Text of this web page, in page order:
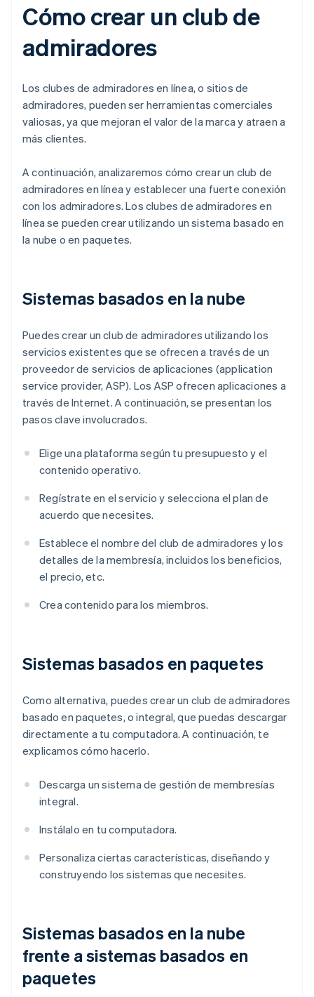
Cómo crear un club de
admiradores
Los clubes de admiradores en línea, o sitios de
admiradores, pueden ser herramientas comerciales
valiosas, ya que mejoran el valor de la marca y atraen a
más clientes.
A continuación, analizaremos cómo crear un club de
admiradores en línea y establecer una fuerte conexión
con los admiradores. Los clubes de admiradores en
línea se pueden crear utilizando un sistema basado en
la nube o en paquetes.
Sistemas basados en la nube
Puedes crear un club de admiradores utilizando los
servicios existentes que se ofrecen a través de un
proveedor de servicios de aplicaciones (application
service provider, ASP). Los ASP ofrecen aplicaciones a
través de Internet. A continuación, se presentan los
pasos clave involucrados.
Elige una plataforma según tu presupuesto y el
contenido operativo.
Regístrate en el servicio y selecciona el plan de
acuerdo que necesites.
Establece el nombre del club de admiradores y los
detalles de la membresía, incluidos los beneficios,
el precio, etc.
Crea contenido para los miembros.
Sistemas basados en paquetes
Como alternativa, puedes crear un club de admiradores
basado en paquetes, o integral, que puedas descargar
directamente a tu computadora. A continuación, te
explicamos cómo hacerlo.
Descarga un sistema de gestión de membresías
integral.
Instálalo en tu computadora.
Personaliza ciertas características, diseñando y
construyendo los sistemas que necesites.
Sistemas basados en la nube
frente a sistemas basados en
paquetes